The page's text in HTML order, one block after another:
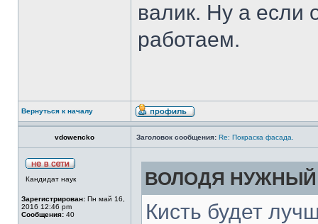
валик. Ну а если
работаем.
Вернуться к началу
vdowencko Заголовок сообщения: Re: Покраска фасада.
Кандидат наук
Зарегистрирован: Пн май 16,
2016 12:46 pm
Сообщения: 40
ВОЛОДЯ НУЖНЫЙ
Кисть будет